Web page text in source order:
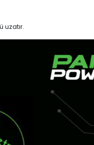
uzatır.